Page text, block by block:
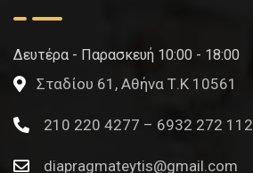
Δευτέρα - Παρασκευή 10:00 - 18:00
Σταδίου 61, Αθήνα Τ.Κ 10561
210 220 4277 – 6932 272 112
diapragmateytis@gmail.com